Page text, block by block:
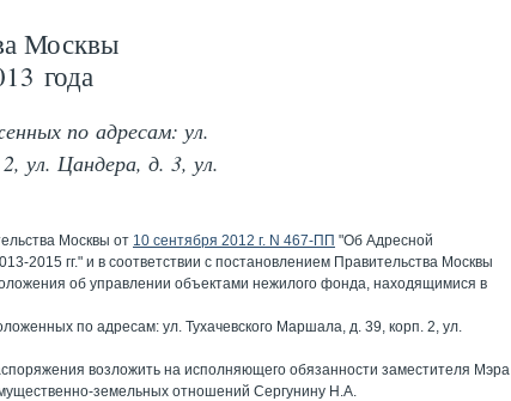
Москвы
года
по адресам: ул.
ул. Цандера, д. 3, ул.
Москвы от 10 сентября 2012 г. N 467-ПП "Об Адресной
2015 гг." и в соответствии с постановлением Правительства Москвы
об управлении объектами нежилого фонда, находящимися в
по адресам: ул. Тухачевского Маршала, д. 39, корп. 2, ул.
возложить на исполняющего обязанности заместителя Мэра
земельных отношений Сергунину Н.А.